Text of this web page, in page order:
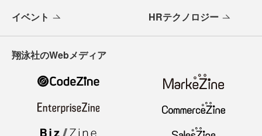
イベント HRテクノロジー
翔泳社のWebメディア